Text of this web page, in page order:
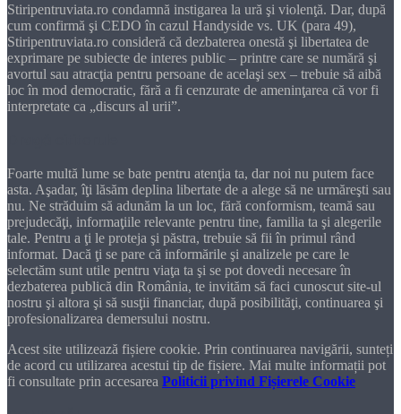
Stiripentruviata.ro condamnă instigarea la ură şi violenţă. Dar, după
cum confirmă şi CEDO în cazul Handyside vs. UK (para 49),
Stiripentruviata.ro consideră că dezbaterea onestă şi libertatea de
exprimare pe subiecte de interes public – printre care se numără şi
avortul sau atracţia pentru persoane de acelaşi sex – trebuie să aibă
loc în mod democratic, fără a fi cenzurate de ameninţarea că vor fi
interpretate ca „discurs al urii”.
Foarte multă lume se bate pentru atenţia ta, dar noi nu putem face
asta. Aşadar, îţi lăsăm deplina libertate de a alege să ne urmăreşti sau
nu. Ne străduim să adunăm la un loc, fără conformism, teamă sau
prejudecăţi, informaţiile relevante pentru tine, familia ta şi alegerile
tale. Pentru a ţi le proteja şi păstra, trebuie să fii în primul rând
informat. Dacă ţi se pare că informările şi analizele pe care le
selectăm sunt utile pentru viaţa ta şi se pot dovedi necesare în
dezbaterea publică din România, te invităm să faci cunoscut site-ul
nostru şi altora şi să susţii financiar, după posibilităţi, continuarea şi
profesionalizarea demersului nostru.
Acest site utilizează fișiere cookie. Prin continuarea navigării, sunteți
de acord cu utilizarea acestui tip de fișiere. Mai multe informații pot
fi consultate prin accesarea Politicii privind Fișierele Cookie